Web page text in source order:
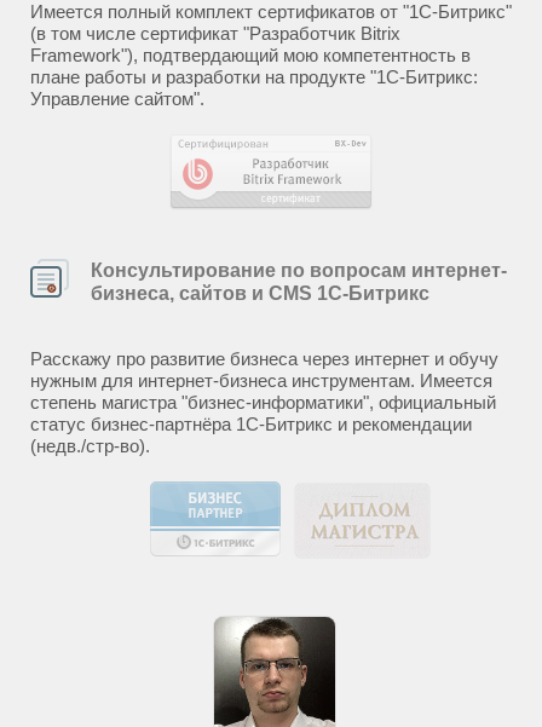
Имеется полный комплект сертификатов от "1С-Битрикс"
(в том числе сертификат "Разработчик Bitrix
Framework"), подтвердающий мою компетентность в
плане работы и разработки на продукте "1С-Битрикс:
Управление сайтом".
Консультирование по вопросам интернет-
бизнеса, сайтов и CMS 1С-Битрикс
Расскажу про развитие бизнеса через интернет и обучу
нужным для интернет-бизнеса инструментам. Имеется
степень магистра "бизнес-информатики", официальный
статус бизнес-партнёра 1С-Битрикс и рекомендации
(недв./стр-во).